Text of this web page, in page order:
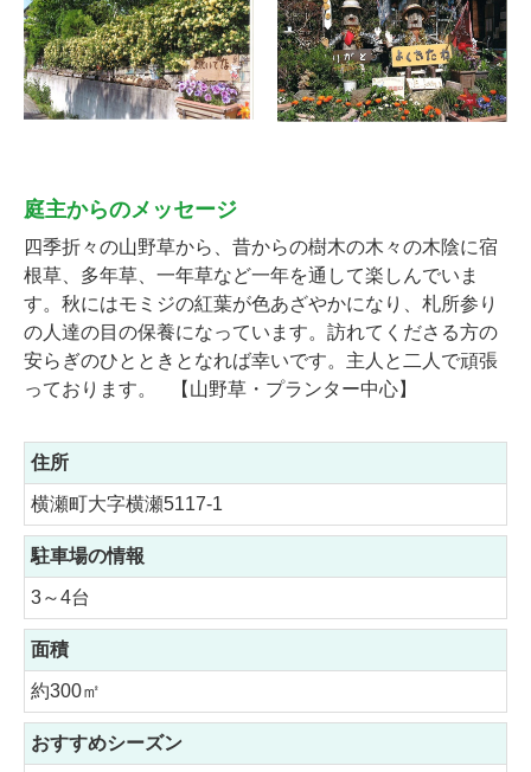
庭主からのメッセージ
四季折々の山野草から、昔からの樹木の木々の木陰に宿
根草、多年草、一年草など一年を通して楽しんでいま
す。秋にはモミジの紅葉が色あざやかになり、札所参り
の人達の目の保養になっています。訪れてくださる方の
安らぎのひとときとなれば幸いです。主人と二人で頑張
っております。 【山野草・プランター中心】
住所
横瀬町大字横瀬5117-1
駐車場の情報
3～4台
面積
約300㎡
おすすめシーズン